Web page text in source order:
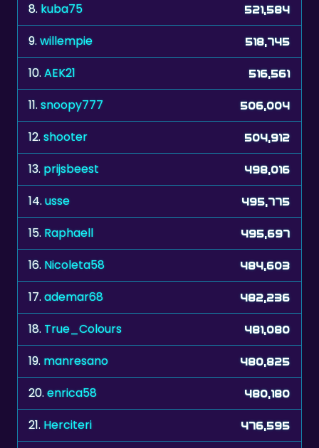
8. kuba75 521,584
9.willempie 518,745
10.AEK21 516,561
11.snoopy777 506,004
12.shooter 504,912
13. prijsbeest 498,016
14.usse 495,775
15. Raphaell 495,697
16. Nicoleta58 484,603
17.ademar68 482,236
18. True_Colours 481,080
19. manresano 480,825
20.enrica58 480,180
21. Herciteri 476,595